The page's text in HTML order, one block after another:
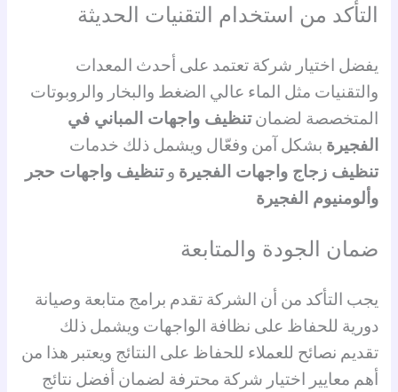
التأكد من استخدام التقنيات الحديثة
يفضل اختيار شركة تعتمد على أحدث المعدات
والتقنيات مثل الماء عالي الضغط والبخار والروبوتات
المتخصصة لضمانتنظيف واجهات المباني في
الفجيرة بشكل آمن وفعّال ويشمل ذلك خدمات
تنظيف زجاج واجهات الفجيرة وتنظيف واجهات حجر
وألومنيوم الفجيرة
ضمان الجودة والمتابعة
يجب التأكد من أن الشركة تقدم برامج متابعة وصيانة
دورية للحفاظ على نظافة الواجهات ويشمل ذلك
تقديم نصائح للعملاء للحفاظ على النتائج ويعتبر هذا من
أهم معايير اختيار شركة محترفة لضمان أفضل نتائج